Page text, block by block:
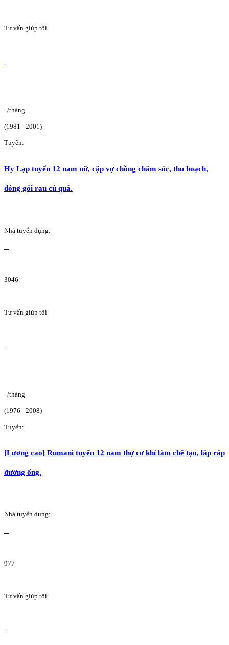
Tư vấn giúp tôi
/tháng
(1981 - 2001)
Tuyển:
Hy Lạp tuyển 12 nam nữ, cặp vợ chồng chăm sóc, thu hoạch,
đóng gói rau củ quả.
Nhà tuyển dụng:
3046
Tư vấn giúp tôi
/tháng
(1976 - 2008)
Tuyển:
[Lương cao] Rumani tuyển 12 nam thợ cơ khí làm chế tạo, lắp ráp
đường ống.
Nhà tuyển dụng:
977
Tư vấn giúp tôi